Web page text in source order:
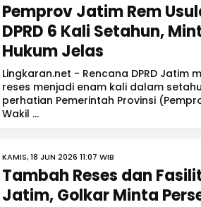
Pemprov Jatim Rem
DPRD 6 Kali Setahun,
Hukum Jelas
Lingkaran.net - Rencana DPRD Jatim
reses menjadi enam kali dalam
perhatian Pemerintah Provinsi
Wakil ...
KAMIS, 18 JUN 2026 11:07 WIB
Tambah Reses dan
Jatim, Golkar Minta